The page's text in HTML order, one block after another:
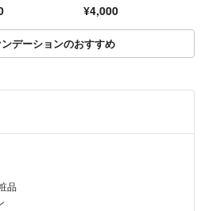
¥4,000
デーションのおすすめ
品